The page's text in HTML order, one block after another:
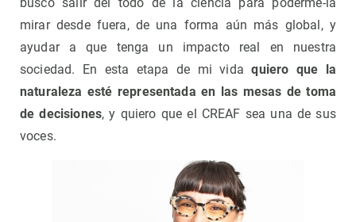
mirar desde fuera, de una forma aún más global, y
ayudar a que tenga un impacto real en nuestra
sociedad. En esta etapa de mi vidaquiero que la
naturaleza esté representada en las mesas de toma
de decisiones, y quiero que el CREAF sea una de sus
voces.